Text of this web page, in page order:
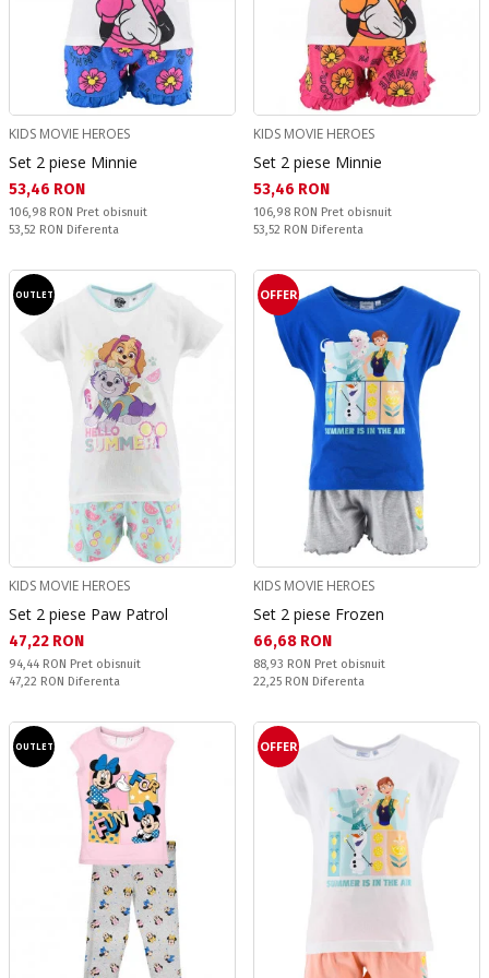
KIDS MOVIE HEROES
Set 2 piese Minnie
Текуща цена:
53,46 RON
Pret obisnuit:
106,98 RON Pret obisnuit
Спестявате:
53,52 RON Diferenta
KIDS MOVIE HEROES
Set 2 piese Minnie
Текуща цена:
53,46 RON
Pret obisnuit:
106,98 RON Pret obisnuit
Спестявате:
53,52 RON Diferenta
OUTLET
KIDS MOVIE HEROES
Set 2 piese Paw Patrol
Текуща цена:
47,22 RON
Pret obisnuit:
94,44 RON Pret obisnuit
Спестявате:
47,22 RON Diferenta
OFFER
KIDS MOVIE HEROES
Set 2 piese Frozen
Текуща цена:
66,68 RON
Pret obisnuit:
88,93 RON Pret obisnuit
Спестявате:
22,25 RON Diferenta
OUTLET OFFER